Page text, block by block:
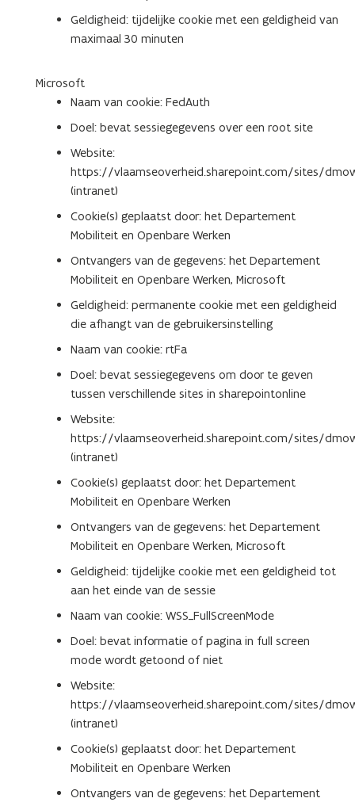
Geldigheid: tijdelijke cookie met een geldigheid van
maximaal 30 minuten
Microsoft
Naam van cookie: FedAuth
Doel: bevat sessiegegevens over een root site
Website:
https://vlaamseoverheid.sharepoint.com/sites/
(intranet)
Cookie(s) geplaatst door: het Departement
Mobiliteit en Openbare Werken
Ontvangers van de gegevens: het Departement
Mobiliteit en Openbare Werken, Microsoft
Geldigheid: permanente cookie met een geldigheid
die afhangt van de gebruikersinstelling
Naam van cookie: rtFa
Doel: bevat sessiegegevens om door te geven
tussen verschillende sites in sharepointonline
Website:
https://vlaamseoverheid.sharepoint.com/sites/
(intranet)
Cookie(s) geplaatst door: het Departement
Mobiliteit en Openbare Werken
Ontvangers van de gegevens: het Departement
Mobiliteit en Openbare Werken, Microsoft
Geldigheid: tijdelijke cookie met een geldigheid tot
aan het einde van de sessie
Naam van cookie: WSS_FullScreenMode
Doel: bevat informatie of pagina in full screen
mode wordt getoond of niet
Website:
https://vlaamseoverheid.sharepoint.com/sites/
(intranet)
Cookie(s) geplaatst door: het Departement
Mobiliteit en Openbare Werken
Ontvangers van de gegevens: het Departement